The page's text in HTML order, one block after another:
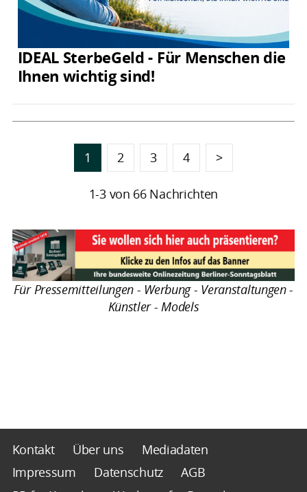
IDEAL SterbeGeld - Für Menschen die
Ihnen wichtig sind!
1 2 3 4 >
1-3 von 66 Nachrichten
Für Pressemitteilungen - Werbung - Veranstaltungen -
Künstler - Models
Kontakt Über uns
Mediadaten
Impressum
Datenschutz
AGB